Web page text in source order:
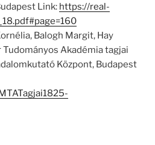
Link: https://real-
Balogh Margit, Hay
Tudományos Akadémia tagjai
Központ, Budapest